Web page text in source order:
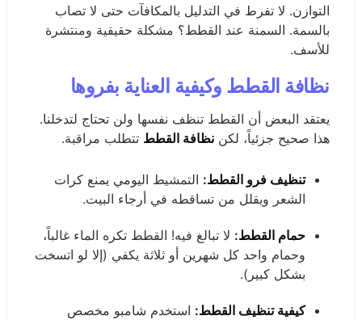
التوازن. لا تفرط في التدليل بالمكافآت حتى لا تصاب
بالسمة. السمنة عند القطط؟ مشكلة حقيقية ومنتشرة
للأسف.
نظافة القطط وكيفية العناية بفروها
يعتقد البعض أن القطط تنظف نفسها ولن تحتاج لتدخلنا.
هذا صحيح جزئياً، لكن نظافة القطط تتطلب مراقبة.
تنظيف فرو القطط: التمشيط اليومي يمنع كرات
الشعر ويقلل من تساقطه في أرجاء البيت.
حمام القطط: لا تبالغ فيه! القطط تكره الماء غالباً،
وحمام واحد كل شهرين أو ثلاثة يكفي (إلا لو اتسخت
بشكل كبير).
كيفية تنظيف القطط: استخدم شامبو مخصص